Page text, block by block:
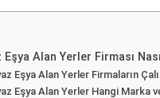
Alan Yerler Firması
Eşya Alan Yerler Firmaların
Eşya Alan Yerler Hangi Marka